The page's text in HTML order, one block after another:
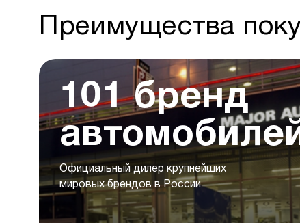
Преимущества
101 бренд
Официальный дилер крупнейших
мировых брендов в России